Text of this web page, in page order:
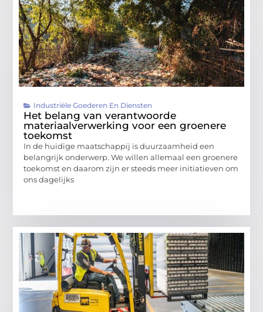
Industriële Goederen En Diensten
Het belang van verantwoorde
materiaalverwerking voor een groenere
toekomst
In de huidige maatschappij is duurzaamheid een
belangrijk onderwerp. We willen allemaal een groenere
toekomst en daarom zijn er steeds meer initiatieven om
ons dagelijks